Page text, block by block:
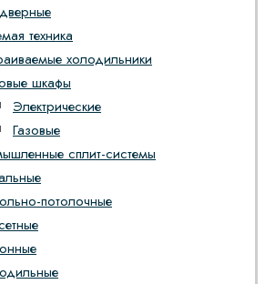
техника
холодильники
шкафы
Электрические
Газовые
сплит-системы
потолочные